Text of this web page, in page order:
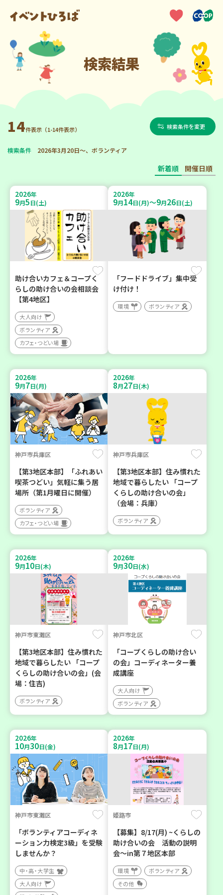
検索結果
14件表示（1-14件表示） 検索条件を変更
検索条件 2026年3月20日～、ボランティア
新着順 開催日順
2026年
9月5日(土)
助け合いカフェ＆コープく
らしの助け合いの会相談会
【第4地区】
大人向け
ボランティア
カフェ・つどい場
2026年
9月14日(月)～9月26日(土)
「フードドライブ」集中受
け付け！
環境 ボランティア
2026年
9月7日(月)
神戸市兵庫区
【第3地区本部】「ふれあい
喫茶つどい」気軽に集う居
場所（第1月曜日に開催）
ボランティア
カフェ・つどい場
2026年
8月27日(木)
神戸市兵庫区
【第3地区本部】住み慣れた
地域で暮らしたい 「コープ
くらしの助け合いの会」
（会場：兵庫）
ボランティア
2026年
9月10日(木)
神戸市東灘区
【第3地区本部】住み慣れた
地域で暮らしたい 「コープ
くらしの助け合いの会」(会
場：住吉)
ボランティア
2026年
9月30日(水)
神戸市北区
「コープくらしの助け合い
の会」コーディネーター養
成講座
大人向け
ボランティア
2026年
10月30日(金)
神戸市東灘区
「ボランティアコーディネ
ーション力検定3級」を受験
しませんか？
中・高・大学生
大人向け
2026年
8月17日(月)
姫路市
【募集】8/17(月) ~くらしの
助け合いの会 活動の説明
会～in第７地区本部
環境
ボランティア
その他